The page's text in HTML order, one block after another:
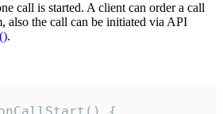
call is started. A client can order a call
also the call can be initiated via API
.